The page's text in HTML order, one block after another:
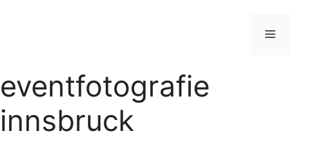
Menü
eventfotografie
innsbruck